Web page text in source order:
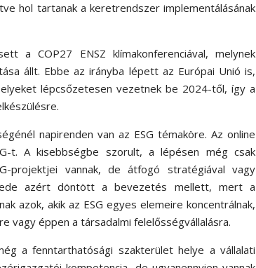
hol tartanak a keretrendszer implementálásának
a COP27 ENSZ klímakonferenciával, melynek
állt. Ebbe az irányba lépett az Európai Unió is,
lépcsőzetesen vezetnek be 2024-től, így a
napirenden van az ESG témaköre. Az online
t. A kisebbségbe szorult, a lépésen még csak
projektjei vannak, de átfogó stratégiával vagy
azért döntött a bevezetés mellett, mert a
azok, akik az ESG egyes elemeire koncentrálnak,
vagy éppen a társadalmi felelősségvállalásra.
a fenntarthatósági szakterület helye a vállalati